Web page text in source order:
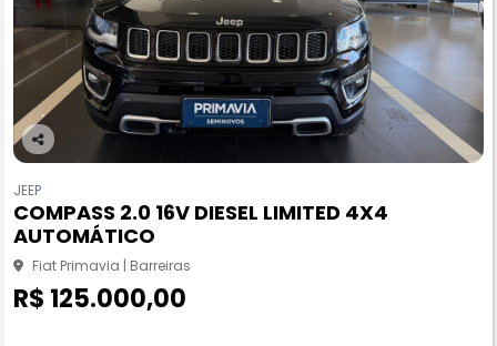
Co
pa
rtil
he
JEEP
COMPASS 2.0 16V DIESEL LIMITED 4X4
AUTOMÁTICO
Fiat Primavia | Barreiras
R$ 125.000,00